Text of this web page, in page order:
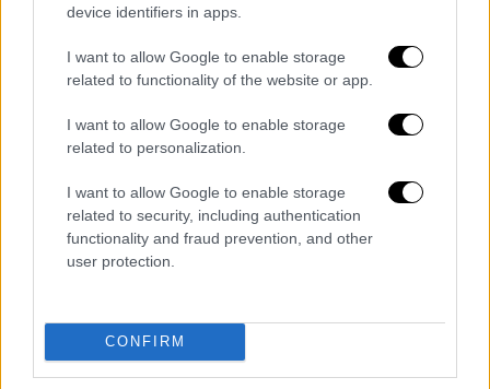
device identifiers in apps.
I want to allow Google to enable storage
related to functionality of the website or app.
I want to allow Google to enable storage
related to personalization.
I want to allow Google to enable storage
related to security, including authentication
functionality and fraud prevention, and other
user protection.
CONFIRM
POPULAR VIDEOS